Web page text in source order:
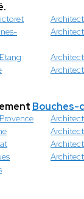
Bouches-